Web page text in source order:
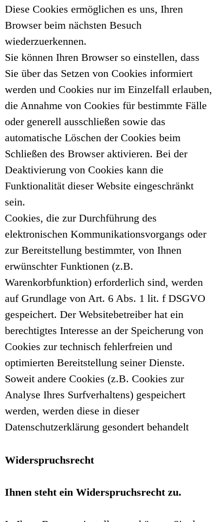
Diese Cookies ermöglichen es uns, Ihren
Browser beim nächsten Besuch
wiederzuerkennen.
Sie können Ihren Browser so einstellen, dass
Sie über das Setzen von Cookies informiert
werden und Cookies nur im Einzelfall erlauben,
die Annahme von Cookies für bestimmte Fälle
oder generell ausschließen sowie das
automatische Löschen der Cookies beim
Schließen des Browser aktivieren. Bei der
Deaktivierung von Cookies kann die
Funktionalität dieser Website eingeschränkt
sein.
Cookies, die zur Durchführung des
elektronischen Kommunikationsvorgangs oder
zur Bereitstellung bestimmter, von Ihnen
erwünschter Funktionen (z.B.
Warenkorbfunktion) erforderlich sind, werden
auf Grundlage von Art. 6 Abs. 1 lit. f DSGVO
gespeichert. Der Websitebetreiber hat ein
berechtigtes Interesse an der Speicherung von
Cookies zur technisch fehlerfreien und
optimierten Bereitstellung seiner Dienste.
Soweit andere Cookies (z.B. Cookies zur
Analyse Ihres Surfverhaltens) gespeichert
werden, werden diese in dieser
Datenschutzerklärung gesondert behandelt
Widerspruchsrecht
Ihnen steht ein Widerspruchsrecht zu.